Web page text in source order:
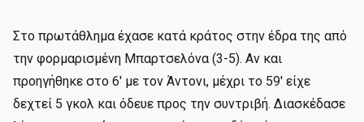
Στο πρωτάθλημα έχασε κατά κράτος στην έδρα της από
την φορμαρισμένη Μπαρτσελόνα (3-5). Αν και
προηγήθηκε στο 6' με τον Άντονι, μέχρι το 59' είχε
δεχτεί 5 γκολ και όδευε προς την συντριβή. Διασκέδασε